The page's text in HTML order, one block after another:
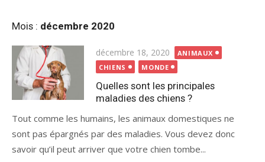
Mois : décembre 2020
Publié
le
décembre 18, 2020
ANIMAUX
CHIENS
MONDE
Quelles sont les principales
maladies des chiens ?
Tout comme les humains, les animaux domestiques ne
sont pas épargnés par des maladies. Vous devez donc
savoir qu’il peut arriver que votre chien tombe...